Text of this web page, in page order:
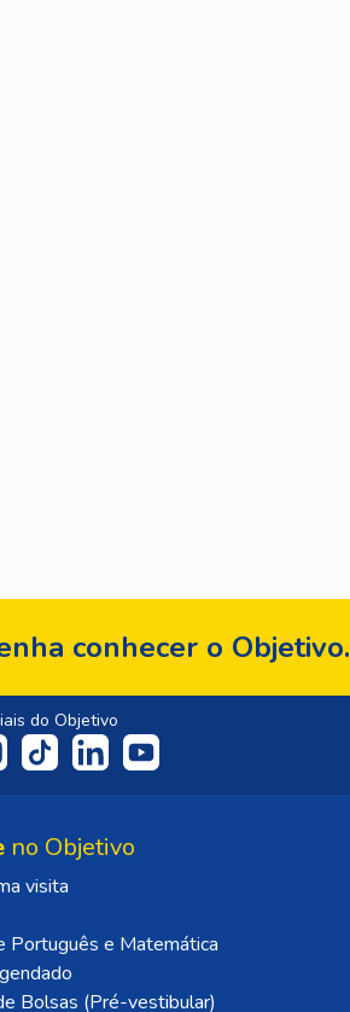
conhecer o Objetivo.
do Objetivo
no Objetivo
visita
Português e Matemática
Bolsas (Pré-vestibular)